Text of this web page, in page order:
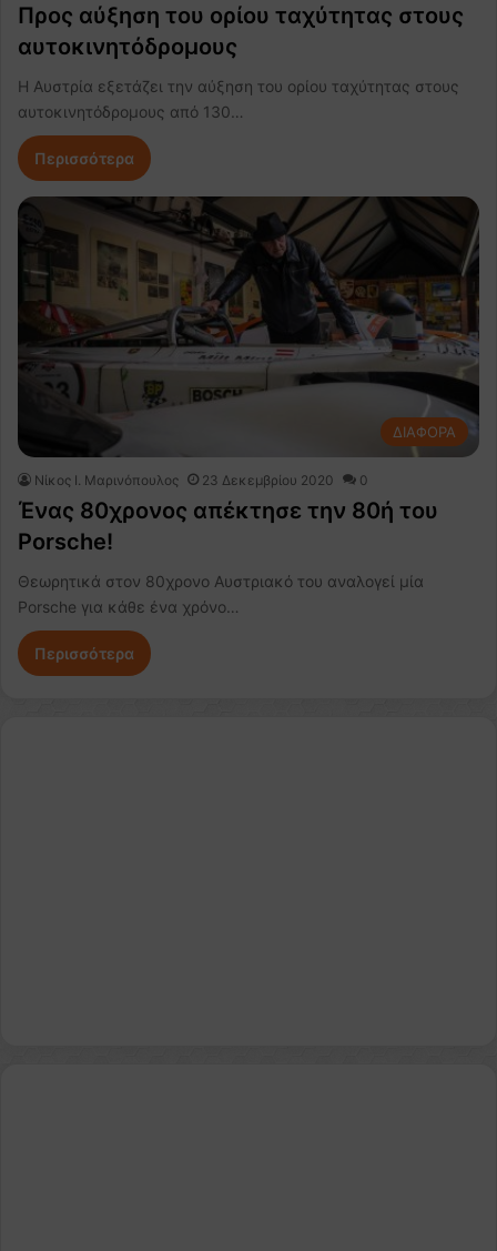
Προς αύξηση του ορίου ταχύτητας στους
αυτοκινητόδρομους
Η Αυστρία εξετάζει την αύξηση του ορίου ταχύτητας στους
αυτοκινητόδρομους από 130…
Περισσότερα
ΔΙΑΦΟΡΑ
Nίκος Ι. Mαρινόπουλος 23 Δεκεμβρίου 2020 0
Ένας 80χρονος απέκτησε την 80ή του
Porsche!
Θεωρητικά στον 80χρονο Αυστριακό του αναλογεί μία
Porsche για κάθε ένα χρόνο…
Περισσότερα